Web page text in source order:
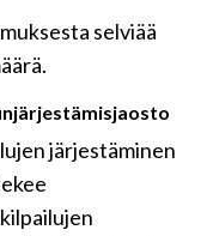
selviää
järjestäminen